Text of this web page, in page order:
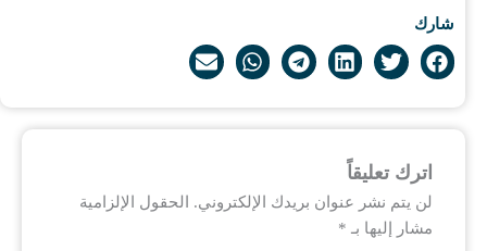
شارك
اترك تعليقاً
لن يتم نشر عنوان بريدك الإلكتروني.
الحقول الإلزامية
مشار إليها بـ *